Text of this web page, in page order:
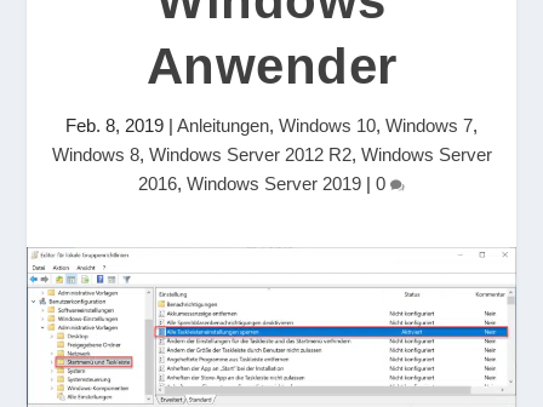
Anwender
Feb. 8, 2019 | Anleitungen, Windows 10, Windows 7,
Windows 8, Windows Server 2012 R2, Windows Server
2016, Windows Server 2019 | 0